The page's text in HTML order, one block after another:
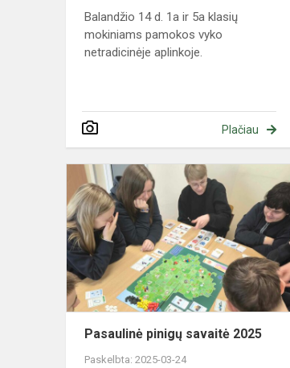
Balandžio 14 d. 1a ir 5a klasių
mokiniams pamokos vyko
netradicinėje aplinkoje.
Plačiau
Pasaulinė pinigų savaitė 2025
Paskelbta: 2025-03-24